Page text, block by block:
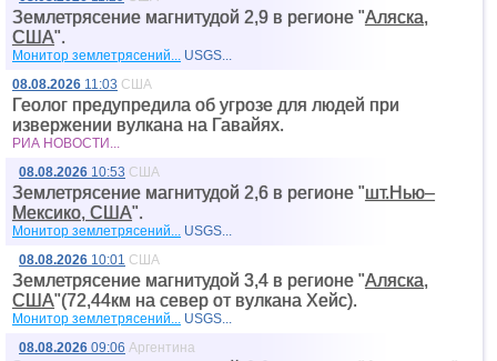
Землетрясение магнитудой 2,9 в регионе "Аляска,
США".
Монитор землетрясений... USGS...
08.08.2026 11:03 США
Геолог предупредила об угрозе для людей при
извержении вулкана на Гавайях.
РИА НОВОСТИ...
08.08.2026 10:53 США
Землетрясение магнитудой 2,6 в регионе "шт.Нью–
Мексико, США".
Монитор землетрясений... USGS...
08.08.2026 10:01 США
Землетрясение магнитудой 3,4 в регионе "Аляска,
США"(72,44км на север от вyлкана Хейс).
Монитор землетрясений... USGS...
08.08.2026 09:06 Аргентина